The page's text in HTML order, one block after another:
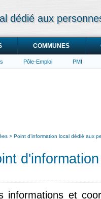
dédié aux
COMMUNES
Pôle-Emploi PMI
Point d'information local dédié aux
informations et